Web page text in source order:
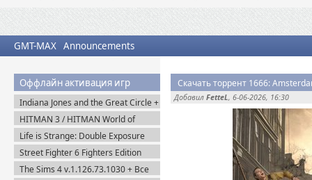
GMT-MAX Announcements
Оффлайн активация игр
Indiana Jones and the Great Circle +
The Order of Giants v.1.0.17.0
(2024) Пиратка
HITMAN 3 / HITMAN World of
Assassination v.3.270.1 + Все DLC
(2016-2021) Пиратка
Life is Strange: Double Exposure
(2024) Пиратка
Street Fighter 6 Fighters Edition
(2023) Steam-Rip
The Sims 4 v.1.126.73.1030 + Все
Скачать торрент 1666:
Добавил FetteL, 6-06-2026, 16:30